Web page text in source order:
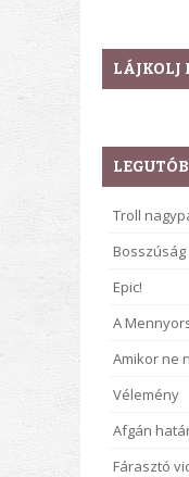
LÁJKOLJ
Troll
Bosszúság
Epic!
A
Amikor ne
Vélemény
Afgán
Fárasztó